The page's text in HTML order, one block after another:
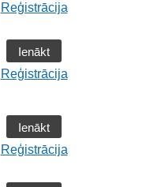
Reģistrācija
Ienākt
Reģistrācija
Ienākt
Reģistrācija